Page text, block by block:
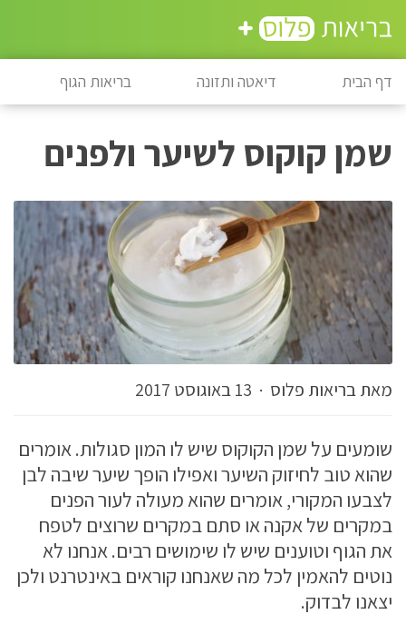
דף הבית דיאטה ותזונה בריאות הגוף
שמן קוקוס לשיער ולפנים
מאת בריאות פלוס · 13 באוגוסט 2017
שומעים על שמן הקוקוס שיש לו המון סגולות. אומרים
שהוא טוב לחיזוק השיער ואפילו הופך שיער שיבה לבן
לצבעו המקורי, אומרים שהוא מעולה לעור הפנים
במקרים של אקנה או סתם במקרים שרוצים לטפח
את הגוף וטוענים שיש לו שימושים רבים. אנחנו לא
נוטים להאמין לכל מה שאנחנו קוראים באינטרנט ולכן
יצאנו לבדוק.